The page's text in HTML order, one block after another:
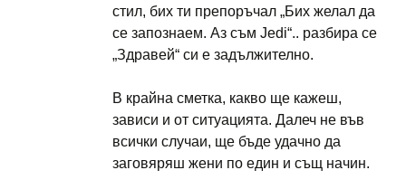
стил, бих ти препоръчал „Бих желал да
се запознаем. Аз съм Jedi“.. разбира се
„Здравей“ си е задължително.
В крайна сметка, какво ще кажеш,
зависи и от ситуацията. Далеч не във
всички случаи, ще бъде удачно да
заговяряш жени по един и същ начин.